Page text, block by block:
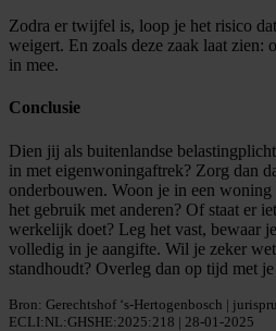
Zodra er twijfel is, loop je het risico
weigert. En zoals deze zaak laat zien:
in mee.
Conclusie
Dien jij als buitenlandse
in met eigenwoningaftrek? Zorg dan
onderbouwen. Woon je in een woning
het gebruik met anderen? Of staat er
werkelijk doet? Leg het vast, bewaar
volledig in je aangifte. Wil je zeker
standhoudt? Overleg dan op tijd met
Bron: Gerechtshof ‘s-Hertogenbosch |
ECLI:NL:GHSHE:2025:218 | 28-01-2025